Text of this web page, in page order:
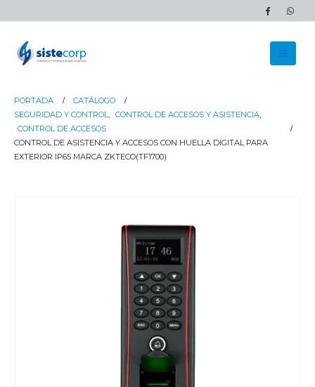
PORTADA
CATÁLOGO
SEGURIDAD Y CONTROL, CONTROL DE ACCESOS Y ASISTENCIA,
CONTROL DE ACCESOS
CONTROL DE ASISTENCIA Y ACCESOS CON HUELLA DIGITAL PARA
EXTERIOR IP65 MARCA ZKTECO(TF1700)